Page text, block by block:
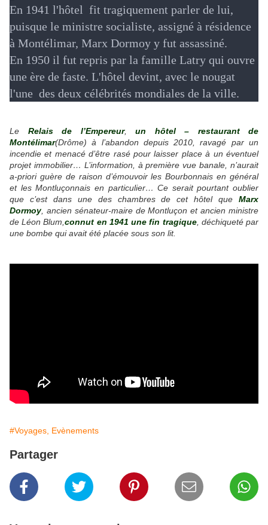
En 1941 l'hôtel fit tragiquement parler de lui,
puisque le ministre socialiste, assigné à résidence
à Montélimar, Marx Dormoy y fut assassiné.
En 1950 il fut repris par la famille Latry qui ouvre
une ère de faste. L'hôtel devint, avec le nougat
l'une des deux célébrités mondiales de la ville.
Le Relais de l’Empereur,
un hôtel – restaurant de
Montélimar(Drôme) à l’abandon depuis 2010, ravagé par un
incendie et menacé d’être rasé pour laisser place à un éventuel
projet immobilier… L’information, à première vue banale, n’aurait
a-priori guère de raison d’émouvoir les Bourbonnais en général
et les Montluçonnais en particulier… Ce serait pourtant oublier
que c’est dans une des chambres de cet hôtel que
Marx
Dormoy, ancien sénateur-maire de Montluçon et ancien ministre
de Léon Blum,connut en 1941 une fin tragique, déchiqueté par
une bombe qui avait été placée sous son lit.
#Voyages, Evènements
Partager